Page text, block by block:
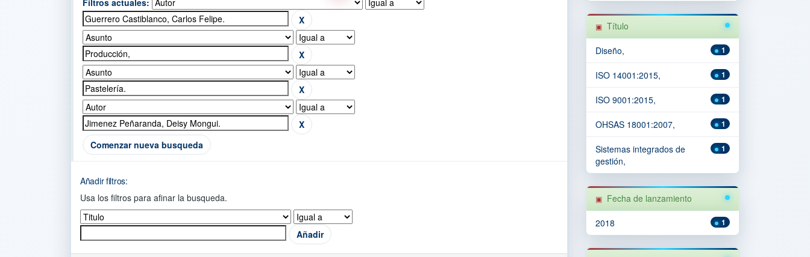
Filtros actuales:
Comenzar nueva busqueda
Añadir filtros:
Usa los filtros para afinar la busqueda.
Título
1
Diseño,
1
ISO 14001:2015,
1
ISO 9001:2015,
1
OHSAS 18001:2007,
1
Sistemas integrados de
gestión,
Fecha de lanzamiento
1
2018